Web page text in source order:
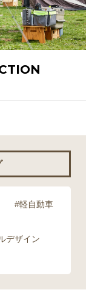
#軽自動車
デザイン